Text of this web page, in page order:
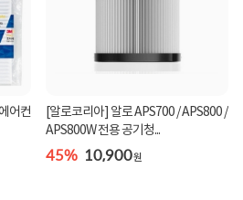
어컨
[알로코리아] 알로 APS700 / APS800 /
APS800W 전용 공기청...
45% 10,900원